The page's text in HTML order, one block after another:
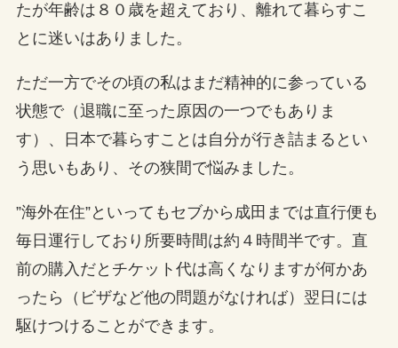
たが年齢は８０歳を超えており、離れて暮らすこ
とに迷いはありました。
ただ一方でその頃の私はまだ精神的に参っている
状態で（退職に至った原因の一つでもありま
す）、日本で暮らすことは自分が行き詰まるとい
う思いもあり、その狭間で悩みました。
”海外在住”といってもセブから成田までは直行便も
毎日運行しており所要時間は約４時間半です。直
前の購入だとチケット代は高くなりますが何かあ
ったら（ビザなど他の問題がなければ）翌日には
駆けつけることができます。